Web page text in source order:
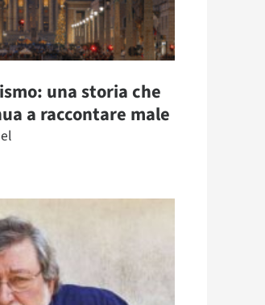
una storia che
a raccontare male